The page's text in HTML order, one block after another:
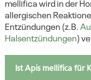
mellifica wird in der
allergischen
Entzündungen (z.B.
Halsentzündungen)
Ist Apis mellifica für